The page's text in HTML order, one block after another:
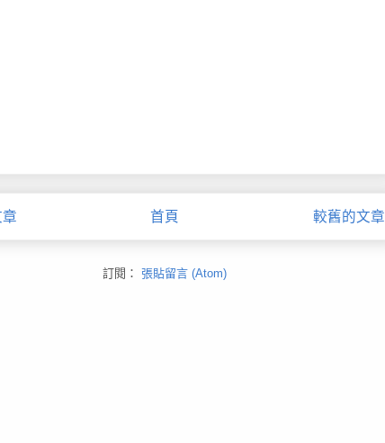
較舊的文章
首頁
訂閱： 張貼留言 (Atom)